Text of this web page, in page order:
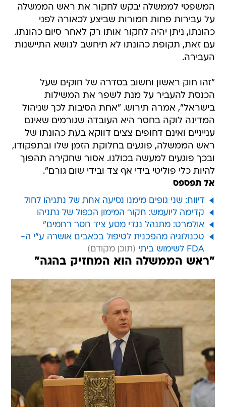
המשפטי לממשלה יבקש לחקור את ראש הממשלה
על עבירות פחות חמורות שביצע לכאורה לפני
כהונתו, ניתן יהיה לחקור אותו רק לאחר סיום כהונתו.
עם זאת, תקופת כהונתו לא תיחשב לנושא התיישנות
העבירה.
"זהו חוק ראשון וחשוב בסדרה של חוקים שעל
הכנסת להעביר על מנת לשפר את המשילות
בישראל", אמרה תירוש. "אחת הסיבות לכך שניהול
המדינה לוקה בחסר היא העובדה שגורמים שאינם
ענייניים ואינם דחופים צצים דווקא בעת כהונתו של
ראש הממשלה, פוגעים בחלוקת הזמן שלו ובתפקודו,
ובכך פוגעים למעשה בכולנו. אסור שחקירה תהפוך
להיות כלי פוליטי בידי אף צד ובידי שום גורם".
אל תפספס
דיווח: שני גופים מימנו נסיעה אחת של נתניהו לחול
קדימה ליועמש: חקור המימון הכפול של נתניהו
אולמרט: מתנהל נגדי מסע ציד חסר רחמים"
טכנולוגיה מהפכנית לטיפול בכאבים אושרה ע"י ה-
FDA לשימוש ביתי
"ראש הממשלה הוא המחזיק בהגה"